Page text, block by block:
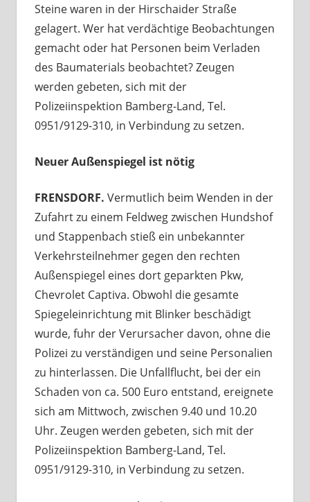
Steine waren in der Hirschaider Straße
gelagert. Wer hat verdächtige Beobachtungen
gemacht oder hat Personen beim Verladen
des Baumaterials beobachtet? Zeugen
werden gebeten, sich mit der
Polizeiinspektion Bamberg-Land, Tel.
0951/9129-310, in Verbindung zu setzen.
Neuer Außenspiegel ist nötig
FRENSDORF. Vermutlich beim Wenden in der
Zufahrt zu einem Feldweg zwischen Hundshof
und Stappenbach stieß ein unbekannter
Verkehrsteilnehmer gegen den rechten
Außenspiegel eines dort geparkten Pkw,
Chevrolet Captiva. Obwohl die gesamte
Spiegeleinrichtung mit Blinker beschädigt
wurde, fuhr der Verursacher davon, ohne die
Polizei zu verständigen und seine Personalien
zu hinterlassen. Die Unfallflucht, bei der ein
Schaden von ca. 500 Euro entstand, ereignete
sich am Mittwoch, zwischen 9.40 und 10.20
Uhr. Zeugen werden gebeten, sich mit der
Polizeiinspektion Bamberg-Land, Tel.
0951/9129-310, in Verbindung zu setzen.